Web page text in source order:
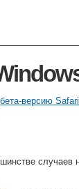
бета-версию
случаев